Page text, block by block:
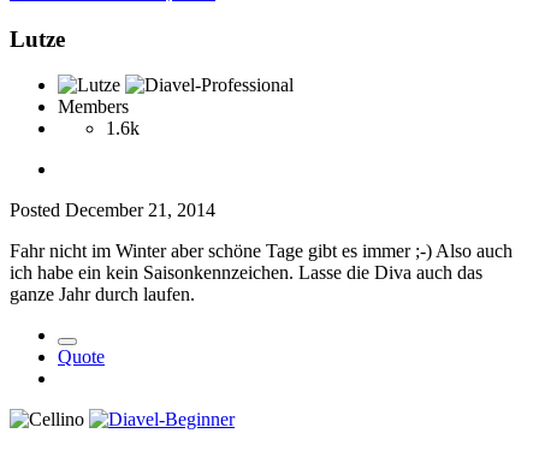
Lutze
Members
1.6k
Posted December 21, 2014
Fahr nicht im Winter aber schöne Tage gibt es immer ;-) Also auch
ich habe ein kein Saisonkennzeichen. Lasse die Diva auch das
ganze Jahr durch laufen.
Quote